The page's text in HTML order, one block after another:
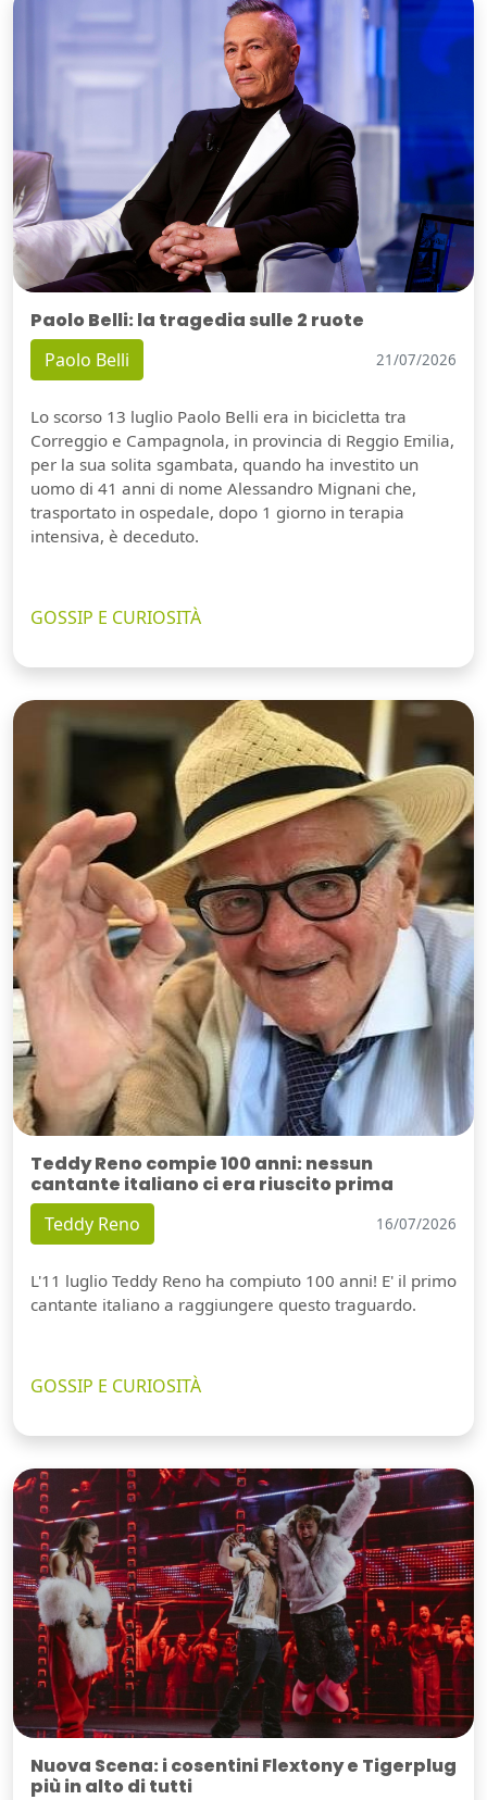
Paolo Belli: la tragedia sulle 2 ruote
Paolo Belli 21/07/2026
Lo scorso 13 luglio Paolo Belli era in bicicletta tra
Correggio e Campagnola, in provincia di Reggio Emilia,
per la sua solita sgambata, quando ha investito un
uomo di 41 anni di nome Alessandro Mignani che,
trasportato in ospedale, dopo 1 giorno in terapia
intensiva, è deceduto.
GOSSIP E CURIOSITÀ
Teddy Reno compie 100 anni: nessun
cantante italiano ci era riuscito prima
Teddy Reno 16/07/2026
L'11 luglio Teddy Reno ha compiuto 100 anni! E' il primo
cantante italiano a raggiungere questo traguardo.
GOSSIP E CURIOSITÀ
Nuova Scena: i cosentini Flextony e Tigerplug
più in alto di tutti